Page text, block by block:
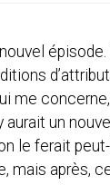
me
un
le ferait
mais après,